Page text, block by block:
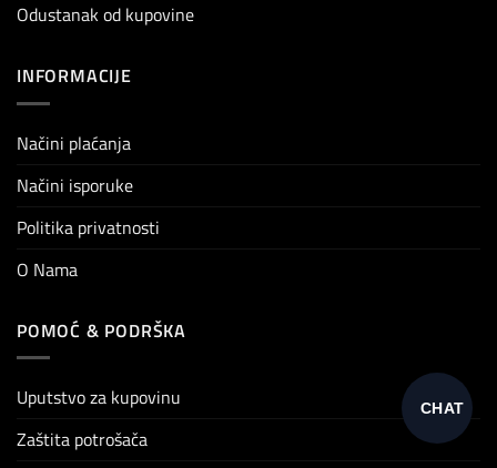
Odustanak od kupovine
INFORMACIJE
Načini plaćanja
Načini isporuke
Politika privatnosti
O Nama
POMOĆ & PODRŠKA
Uputstvo za kupovinu
Zaštita potrošača
CHAT